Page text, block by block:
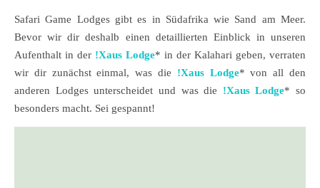
Safari Game Lodges gibt es in Südafrika wie Sand am Meer.
Bevor wir dir deshalb einen detaillierten Einblick in unseren
Aufenthalt in der !Xaus Lodge* in der Kalahari geben, verraten
wir dir zunächst einmal, was die !Xaus Lodge* von all den
anderen Lodges unterscheidet und was die !Xaus Lodge* so
besonders macht. Sei gespannt!